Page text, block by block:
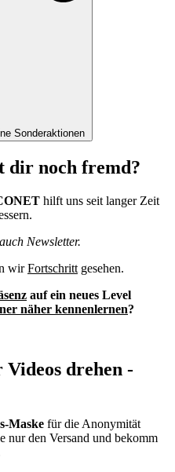
Sonderaktionen
dir noch fremd?
hilft uns seit langer Zeit
Newsletter.
wirFortschritt gesehen.
auf ein neues Level
näher kennenlernen?
drehen -
Maske für die Anonymität
nur den Versand und bekomm